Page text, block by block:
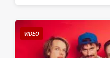
VIDEO